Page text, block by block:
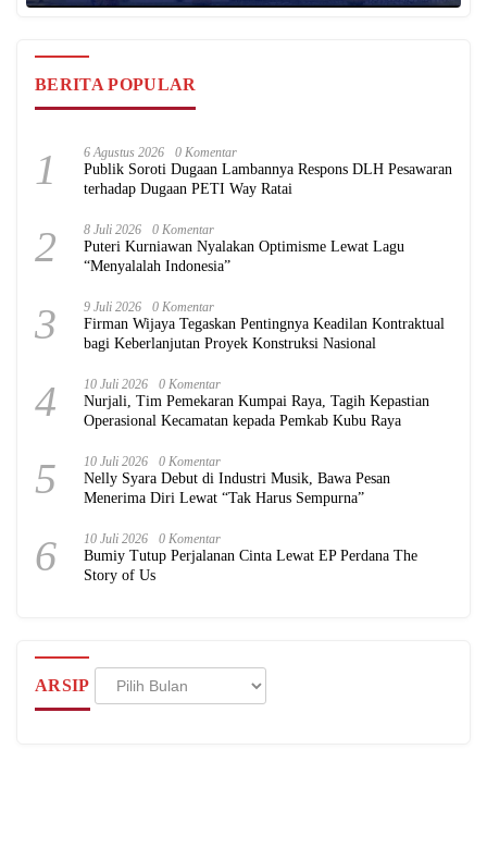
BERITA POPULAR
1 6 Agustus 2026 0 Komentar
Publik Soroti Dugaan Lambannya Respons DLH Pesawaran
terhadap Dugaan PETI Way Ratai
2 8 Juli 2026 0 Komentar
Puteri Kurniawan Nyalakan Optimisme Lewat Lagu
“Menyalalah Indonesia”
3 9 Juli 2026 0 Komentar
Firman Wijaya Tegaskan Pentingnya Keadilan Kontraktual
bagi Keberlanjutan Proyek Konstruksi Nasional
4 10 Juli 2026 0 Komentar
Nurjali, Tim Pemekaran Kumpai Raya, Tagih Kepastian
Operasional Kecamatan kepada Pemkab Kubu Raya
5 10 Juli 2026 0 Komentar
Nelly Syara Debut di Industri Musik, Bawa Pesan
Menerima Diri Lewat “Tak Harus Sempurna”
6 10 Juli 2026 0 Komentar
Bumiy Tutup Perjalanan Cinta Lewat EP Perdana The
Story of Us
ARSIP
Arsip